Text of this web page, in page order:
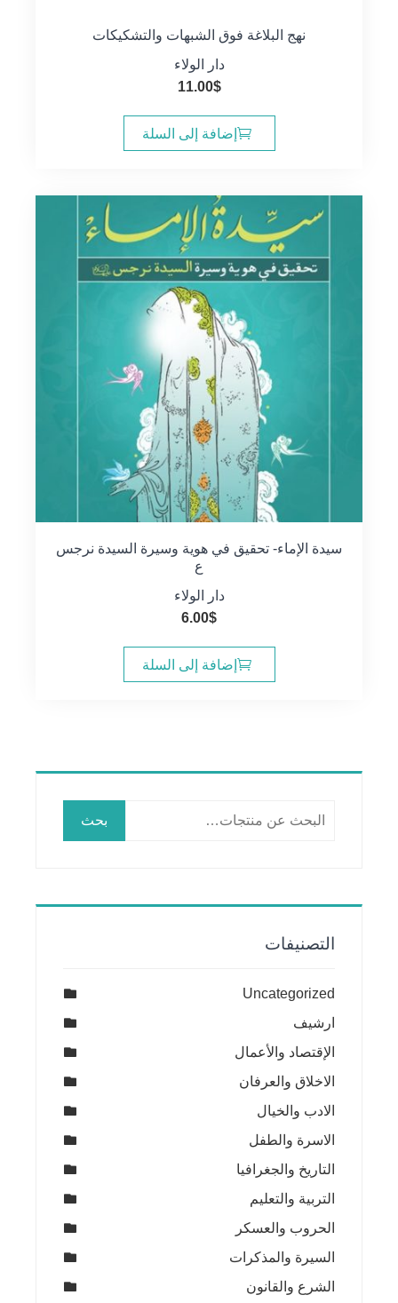
نهج البلاغة فوق الشبهات والتشكيكات
دار الولاء
11.00$
إضافة إلى السلة
سيدة الإماء- تحقيق في هوية وسيرة السيدة نرجس
ع
دار الولاء
6.00$
إضافة إلى السلة
بحث
التصنيفات
Uncategorized
ارشيف
الإقتصاد والأعمال
الاخلاق والعرفان
الادب والخيال
الاسرة والطفل
التاريخ والجغرافيا
التربية والتعليم
الحروب والعسكر
السيرة والمذكرات
الشرع والقانون